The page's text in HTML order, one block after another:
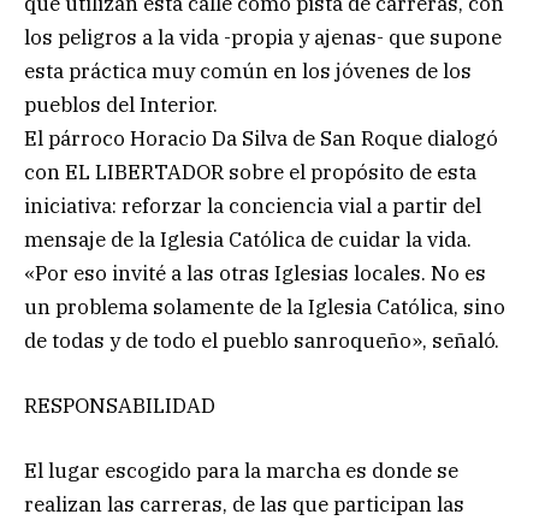
los peligros a la vida -propia y ajenas- que supone
esta práctica muy común en los jóvenes de los
pueblos del Interior.
El párroco Horacio Da Silva de San Roque dialogó
con EL LIBERTADOR sobre el propósito de esta
iniciativa: reforzar la conciencia vial a partir del
mensaje de la Iglesia Católica de cuidar la vida.
«Por eso invité a las otras Iglesias locales. No es
un problema solamente de la Iglesia Católica, sino
de todas y de todo el pueblo sanroqueño», señaló.
RESPONSABILIDAD
El lugar escogido para la marcha es donde se
realizan las carreras, de las que participan las